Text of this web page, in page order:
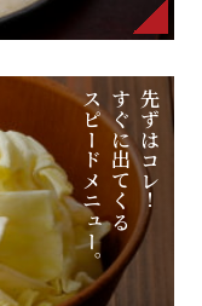
先ずはコレ！
すぐに出てくる
スピードメニュー。